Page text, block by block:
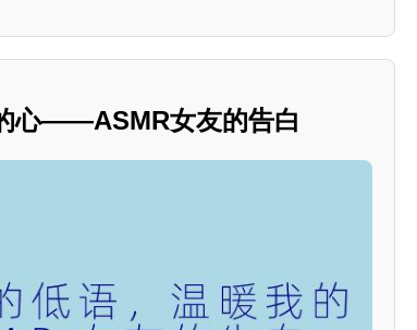
心——ASMR女友的告白